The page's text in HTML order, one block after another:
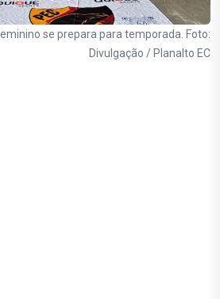
se prepara para temporada. Foto:
Divulgação / Planalto EC